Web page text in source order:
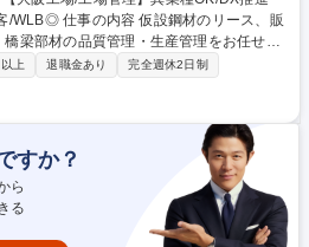
材のリース、販
梁部材の品質管理・生産管理をお任せ致
鉄道など社会インフラの整備に必要不可
・管理、自社で製作を行う場合の原料の
庫管理 【取扱い製品】土木・建築の基礎
山留、業界トップクラスの保有量と品質
や都市整備などで路面を一時的に作る為
顧客/WLB◎
上 退職金あり
完全週休2日制
すか？
ら
る